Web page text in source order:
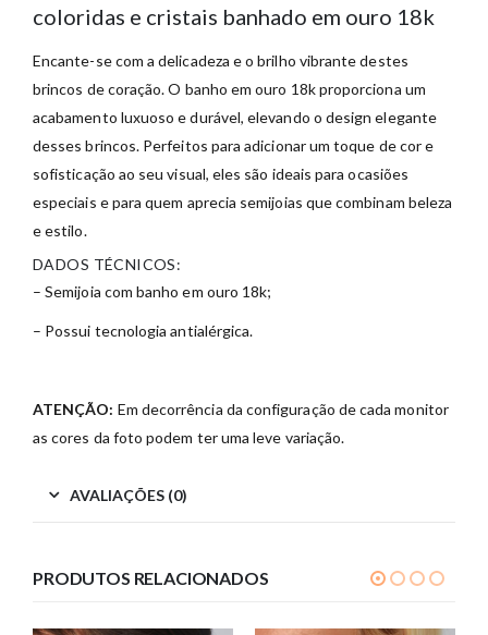
coloridas e cristais banhado em ouro 18k
Encante-se com a delicadeza e o brilho vibrante destes
brincos de coração. O banho em ouro 18k proporciona um
acabamento luxuoso e durável, elevando o design elegante
desses brincos. Perfeitos para adicionar um toque de cor e
sofisticação ao seu visual, eles são ideais para ocasiões
especiais e para quem aprecia semijoias que combinam beleza
e estilo.
DADOS TÉCNICOS:
– Semijoia com banho em ouro 18k;
– Possui tecnologia antialérgica.
ATENÇÃO: Em decorrência da configuração de cada monitor
as cores da foto podem ter uma leve variação.
AVALIAÇÕES (0)
PRODUTOS RELACIONADOS